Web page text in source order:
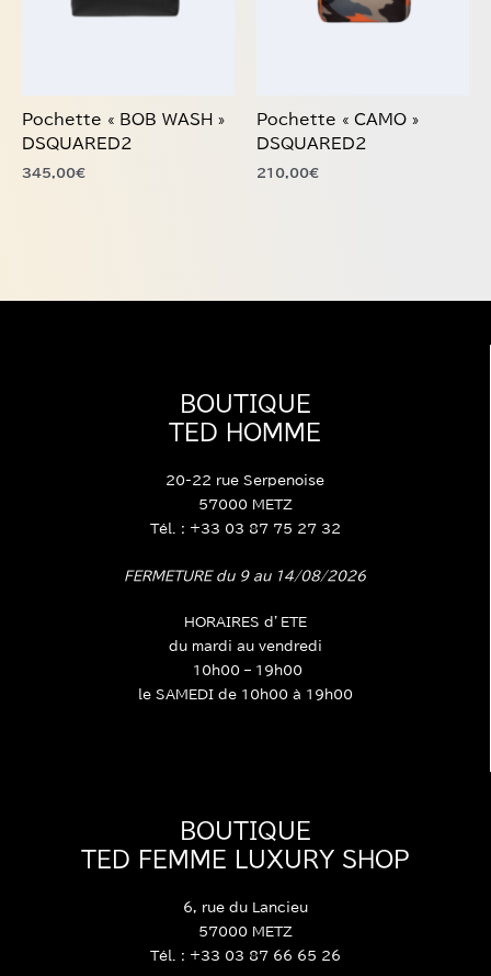
Pochette « BOB WASH »
DSQUARED2
345,00€
Pochette « CAMO »
DSQUARED2
210,00€
BOUTIQUE
TED HOMME
20-22 rue Serpenoise
57000 METZ
Tél. : +33 03 87 75 27 32
FERMETURE du 9 au 14/08/2026
HORAIRES d’ETE
du mardi au vendredi
10h00 – 19h00
le SAMEDI de 10h00 à 19h00
BOUTIQUE
TED FEMME LUXURY SHOP
6, rue du Lancieu
57000 METZ
Tél. : +33 03 87 66 65 26